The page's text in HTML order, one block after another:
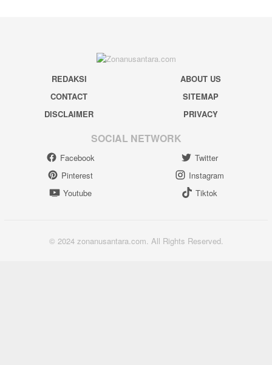
REDAKSI
ABOUT US
CONTACT
SITEMAP
DISCLAIMER
PRIVACY
SOCIAL NETWORK
Facebook
Twitter
Pinterest
Instagram
Youtube
Tiktok
© 2024 zonanusantara.com. All Rights Reserved.